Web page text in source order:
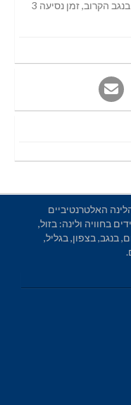
הקרוב, זמן נסיעה 3
האלטרנטיביים
בחוויה ולינה: בזול,
בנגב, בצפון, בגליל,